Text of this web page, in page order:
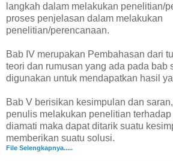
langkah dalam melakukan penelitian/
proses penjelasan dalam melakukan
penelitian/perencanaan.
Bab IV merupakan Pembahasan dari
teori dan rumusan yang ada pada bab
digunakan untuk mendapatkan hasil
Bab V berisikan kesimpulan dan
penulis melakukan penelitian
diamati maka dapat ditarik suatu
memberikan suatu solusi.
File Selengkapnya.....